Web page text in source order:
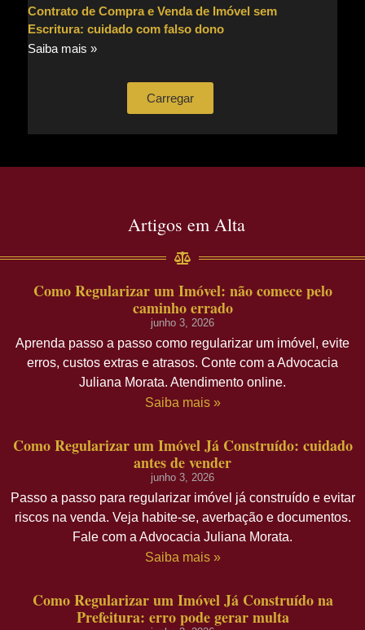
Contrato de Compra e Venda de Imóvel sem
Escritura: cuidado com falso dono
Saiba mais »
Carregar
Artigos em Alta
Como Regularizar um Imóvel: não comece pelo
caminho errado
junho 3, 2026
Aprenda passo a passo como regularizar um imóvel, evite
erros, custos extras e atrasos. Conte com a Advocacia
Juliana Morata. Atendimento online.
Saiba mais »
Como Regularizar um Imóvel Já Construído: cuidado
antes de vender
junho 3, 2026
Passo a passo para regularizar imóvel já construído e evitar
riscos na venda. Veja habite-se, averbação e documentos.
Fale com a Advocacia Juliana Morata.
Saiba mais »
Como Regularizar um Imóvel Já Construído na
Prefeitura: erro pode gerar multa